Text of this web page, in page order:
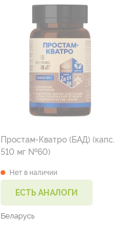
Простам-Кватро (БАД) (капс.
510 мг №60)
Нет в наличии
ЕСТЬ АНАЛОГИ
Беларусь